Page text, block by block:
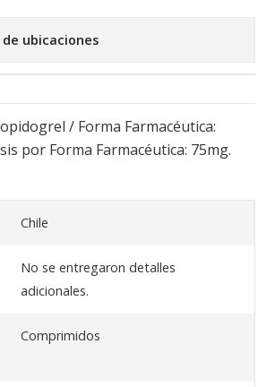
ubicaciones
/ Forma Farmacéutica:
por Forma Farmacéutica: 75mg.
Chile
No se entregaron detalles
adicionales.
Comprimidos